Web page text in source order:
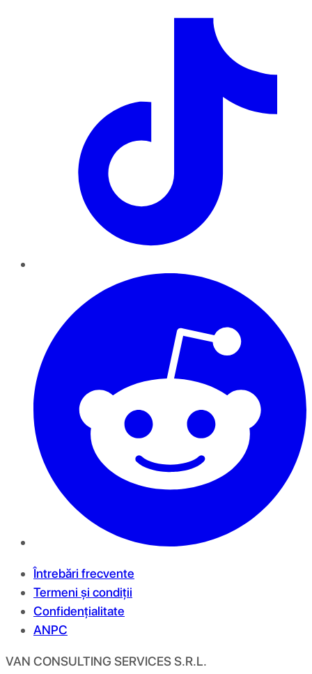
Întrebări frecvente
Termeni și condiții
Confidențialitate
ANPC
VAN CONSULTING SERVICES S.R.L.